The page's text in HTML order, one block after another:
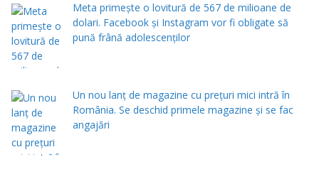
Meta primește o lovitură de 567 de milioane de
dolari. Facebook și Instagram vor fi obligate să
pună frână adolescenților
Un nou lanț de magazine cu prețuri mici intră în
România. Se deschid primele magazine și se fac
angajări